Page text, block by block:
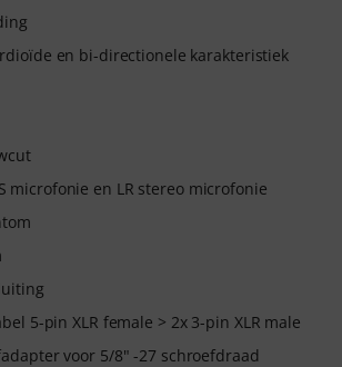
en bi-directionele karakteristiek
microfonie en LR stereo microfonie
5-pin XLR female > 2x 3-pin XLR male
voor 5/8" -27 schroefdraad